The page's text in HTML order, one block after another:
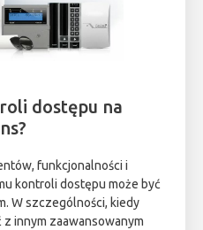
dostępu na
funkcjonalności i
kontroli dostępu może być
W szczególności, kiedy
z innym zaawansowanym